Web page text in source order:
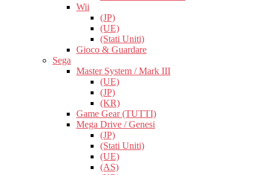
Wii
(JP)
(UE)
(Stati Uniti)
Gioco & Guardare
Sega
Master System / Mark III
(UE)
(JP)
(KR)
Game Gear (TUTTI)
Mega Drive / Genesi
(JP)
(Stati Uniti)
(UE)
(AS)